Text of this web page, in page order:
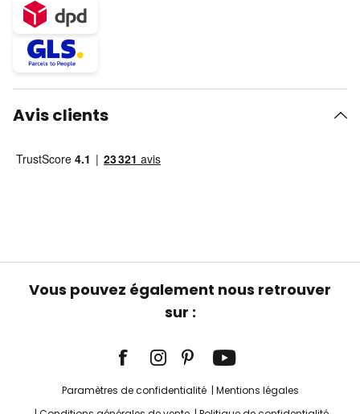
Avis clients
Vous pouvez également nous retrouver
sur :
Paramètres de confidentialité
Mentions légales